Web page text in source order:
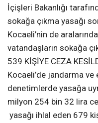
İçişleri Bakanlığı
sokağa çıkma yasağı
Kocaeli’nin de
vatandaşların sokağa
539 KİŞİYE CEZA
Kocaeli’de jandarma
denetimlerde yasağa
milyon 254 bin 32 lira
yasağı ihlal eden 679